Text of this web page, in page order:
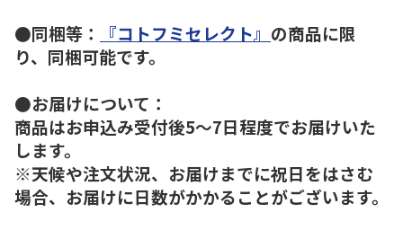
●同梱等：
『コトフミセレクト』 の商品に限
り、同梱可能です。
●お届けについて：
商品はお申込み受付後5～7日程度でお届けいた
します。
※天候や注文状況、お届けまでに祝日をはさむ
場合、お届けに日数がかかることがございます。